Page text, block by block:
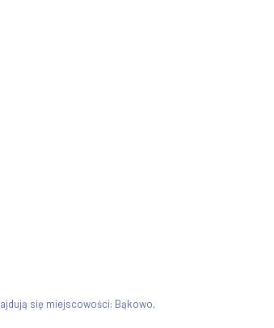
się miejscowości: Bąkowo,